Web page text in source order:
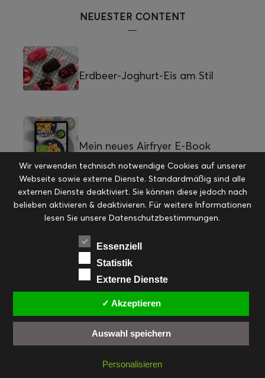
NEUESTER CONTENT
Erdbeer-Joghurt-Eis am Stil
Mein neues Airfryer E-Book
Loaded Fries
QUICKLINKS
Brot & GebäckBrunch & SnacksDrinks &
Frühstück, Brunch &
Hauptspeisen pikant
Wir verwenden technisch notwendige Cookies auf unserer
Webseite sowie externe Dienste. Standardmäßig sind alle
externen Dienste deaktiviert. Sie können diese jedoch nach
belieben aktivieren & deaktivieren. Für weitere Informationen
lesen Sie unsere Datenschutzbestimmungen.
Essenziell
Statistik
Externe Dienste
✓ Akzeptieren
Auswahl speichern
Personalisieren